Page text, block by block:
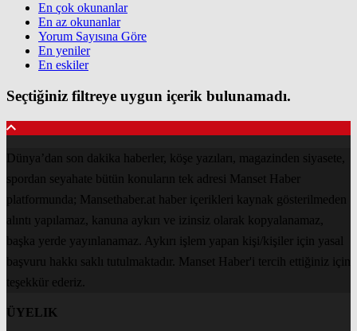
En çok okunanlar
En az okunanlar
Yorum Sayısına Göre
En yeniler
En eskiler
Seçtiğiniz filtreye uygun içerik bulunamadı.
Dünya’dan son dakika haberler, köşe yazıları, magazinden siyasete,
spordan seyahate bütün konuların tek adresi Manset Haber
platformunda; Mansethaber.at haber içerikleri kaynak gösterilmeden
alıntı yapılamaz, kanuna aykırı ve izinsiz olarak kopyalanamaz,
başka yerde yayınlanamaz. Aykırı işlem yapan kişi/kişiler için yasal
başvuru hakkı saklı tutulmaktadır. Manset Haber'i tercih ettiğiniz için
teşekkür ederiz.
ÜYELIK